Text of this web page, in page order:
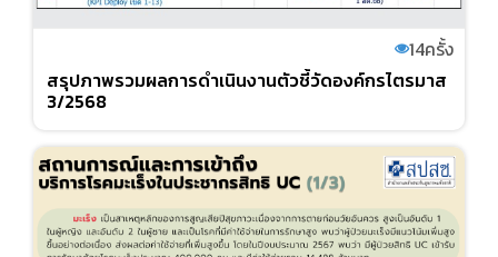
14ครั้ง
สรุปภาพรวมผลการดำเนินงานตัวชี้วัดองค์กรไตรมาส
3/2568